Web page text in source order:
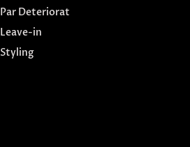
Par Deteriorat
Leave-in
Styling